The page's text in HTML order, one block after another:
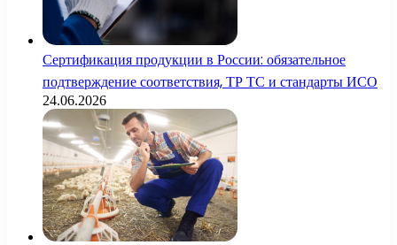
Сертификация продукции в России: обязательное
подтверждение соответствия, ТР ТС и стандарты ИСО
24.06.2026